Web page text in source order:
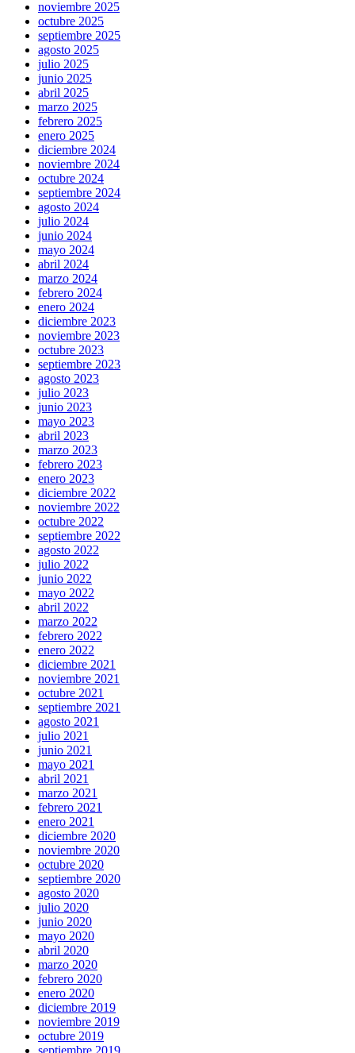
noviembre 2025
octubre 2025
septiembre 2025
agosto 2025
julio 2025
junio 2025
abril 2025
marzo 2025
febrero 2025
enero 2025
diciembre 2024
noviembre 2024
octubre 2024
septiembre 2024
agosto 2024
julio 2024
junio 2024
mayo 2024
abril 2024
marzo 2024
febrero 2024
enero 2024
diciembre 2023
noviembre 2023
octubre 2023
septiembre 2023
agosto 2023
julio 2023
junio 2023
mayo 2023
abril 2023
marzo 2023
febrero 2023
enero 2023
diciembre 2022
noviembre 2022
octubre 2022
septiembre 2022
agosto 2022
julio 2022
junio 2022
mayo 2022
abril 2022
marzo 2022
febrero 2022
enero 2022
diciembre 2021
noviembre 2021
octubre 2021
septiembre 2021
agosto 2021
julio 2021
junio 2021
mayo 2021
abril 2021
marzo 2021
febrero 2021
enero 2021
diciembre 2020
noviembre 2020
octubre 2020
septiembre 2020
agosto 2020
julio 2020
junio 2020
mayo 2020
abril 2020
marzo 2020
febrero 2020
enero 2020
diciembre 2019
noviembre 2019
octubre 2019